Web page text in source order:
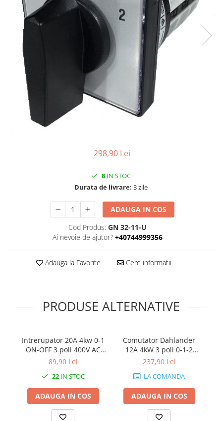
298,90 Lei
8 IN STOC
Durata de livrare: 3 zile
ADAUGA IN COS
Cod Produs: GN 32-11-U
Ai nevoie de ajutor? +40744999356
Adauga la Favorite Cere informatii
PRODUSE ALTERNATIVE
Intrerupator 20A 4kw 0-1
ON-OFF 3 poli 400V AC
IP65 industrial aplicat
89,90 Lei
22IN STOC
ADAUGA IN COS
Comutator Dahlander
12A 4kW 3 poli 0-1-2
industrial cu came PACO
237,90 Lei
LA COMANDA
ADAUGA IN COS